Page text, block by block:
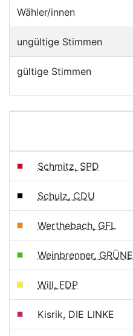
Wähler/innen
ungültige Stimmen
gültige Stimmen
Schmitz, SPD
Schulz, CDU
Werthebach, GFL
Weinbrenner, GRÜNE
Will, FDP
Kisrik, DIE LINKE